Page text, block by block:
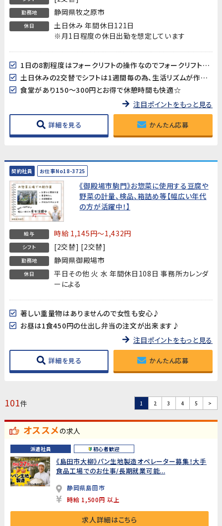
勤務地 静岡県牧之原市
休日
土日休み 年間休日121日
※月1日程度の休日出勤を想定しています
1日の8割程度はフォークリフトの操作なのでフォークリフト作業が好きな方にはおすすめ！
土日休みの2交替でシフトは1週間毎の為、生活リズムが作りやすい♪
食堂があり150～300円とお得で休憩時間も快適☆
注目ポイントをもっと見る
詳細を見る かんたん応募
契約社員 お仕事No18-3725
《御殿場市駒門》お惣菜に使用する豆腐や
野菜の計量、検品、箱詰め等【幅広い年代
の方が活躍中！】
給与 時給 1,145円～1,432円
シフト [2交替] [2交替]
勤務地 静岡県御殿場市
休日
平日その他 火 水 年間休日108日 事務所カレンダ
ーによる
著しい重量物はありませんので女性も安心♪
お昼は1食450円の仕出し弁当の注文が出来ます♪
注目ポイントをもっと見る
詳細を見る かんたん応募
101件 1 2 3 4 5 >
オススメの求人
派遣社員 初心者歓迎
《島田市大柳》パン生地製造オペレーター募集！大手
食品工場でのお仕事/長期就業可能...
静岡県島田市
時給 1,500円 以上
求人詳細はこちら